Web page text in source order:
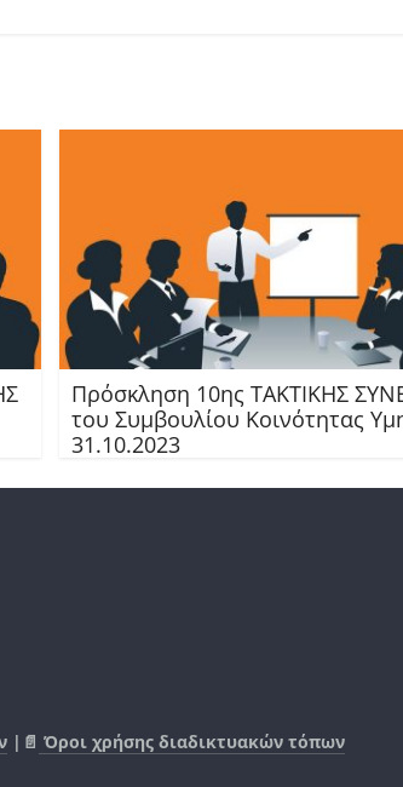
Πρόσκληση 10ης TAKTIKHΣ
του Συμβουλίου Κοινότητας
31.10.2023
|📄 Όροι χρήσης διαδικτυακών τόπων